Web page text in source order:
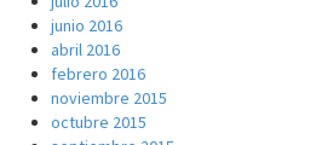
junio 2016
abril 2016
febrero 2016
noviembre 2015
octubre 2015